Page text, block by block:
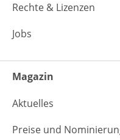
Rechte & Lizenzen
Jobs
Magazin
Aktuelles
Preise und